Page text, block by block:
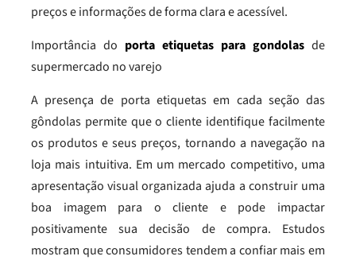
preços e informações de forma clara e acessível.
Importância do porta etiquetas para gondolas de
supermercado no varejo
A presença de porta etiquetas em cada seção das
gôndolas permite que o cliente identifique facilmente
os produtos e seus preços, tornando a navegação na
loja mais intuitiva. Em um mercado competitivo, uma
apresentação visual organizada ajuda a construir uma
boa imagem para o cliente e pode impactar
positivamente sua decisão de compra. Estudos
mostram que consumidores tendem a confiar mais em